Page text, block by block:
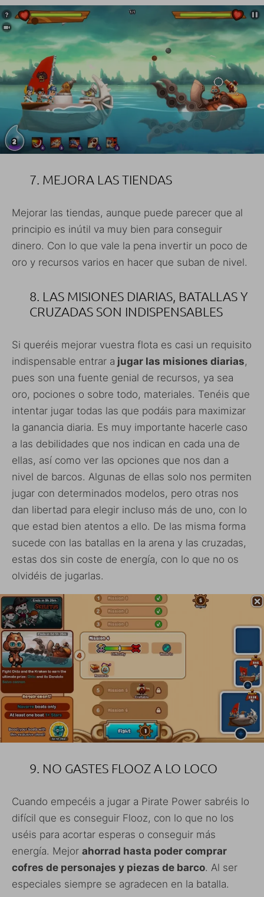
7. MEJORA LAS TIENDAS
Mejorar las tiendas, aunque puede parecer que al
principio es inútil va muy bien para conseguir
dinero. Con lo que vale la pena invertir un poco de
oro y recursos varios en hacer que suban de nivel.
8. LAS MISIONES DIARIAS, BATALLAS Y
CRUZADAS SON INDISPENSABLES
Si queréis mejorar vuestra flota es casi un requisito
indispensable entrar a jugar las misiones diarias,
pues son una fuente genial de recursos, ya sea
oro, pociones o sobre todo, materiales. Tenéis que
intentar jugar todas las que podáis para maximizar
la ganancia diaria. Es muy importante hacerle caso
a las debilidades que nos indican en cada una de
ellas, así como ver las opciones que nos dan a
nivel de barcos. Algunas de ellas solo nos permiten
jugar con determinados modelos, pero otras nos
dan libertad para elegir incluso más de uno, con lo
que estad bien atentos a ello. De las misma forma
sucede con las batallas en la arena y las cruzadas,
estas dos sin coste de energía, con lo que no os
olvidéis de jugarlas.
9. NO GASTES FLOOZ A LO LOCO
Cuando empecéis a jugar a Pirate Power sabréis lo
difícil que es conseguir Flooz, con lo que no los
uséis para acortar esperas o conseguir más
energía. Mejor ahorrad hasta poder comprar
cofres de personajes y piezas de barco. Al ser
especiales siempre se agradecen en la batalla.